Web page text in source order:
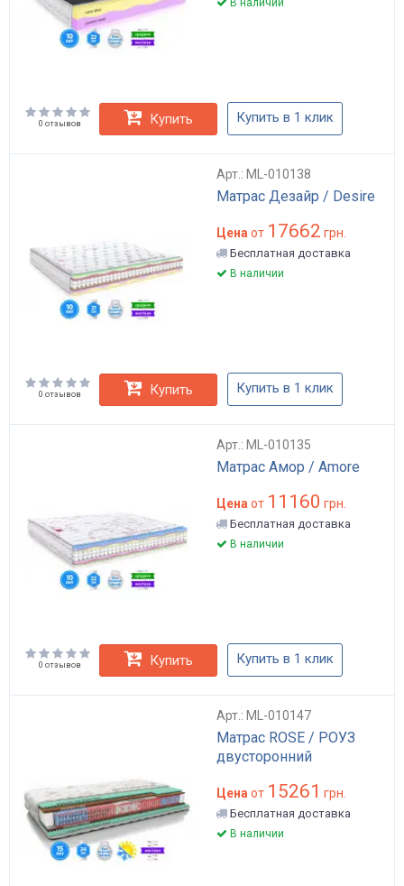
0 отзывов Купить Купить в 1 клик
Арт.: ML-010138
Матрас Дезайр / Desire
Цена от 17662 грн.
Бесплатная доставка
В наличии
0 отзывов Купить Купить в 1 клик
Арт.: ML-010135
Матрас Амор / Amore
Цена от 11160 грн.
Бесплатная доставка
В наличии
0 отзывов Купить Купить в 1 клик
Арт.: ML-010147
Матрас ROSE / РОУЗ
двусторонний
Цена от 15261 грн.
Бесплатная доставка
В наличии